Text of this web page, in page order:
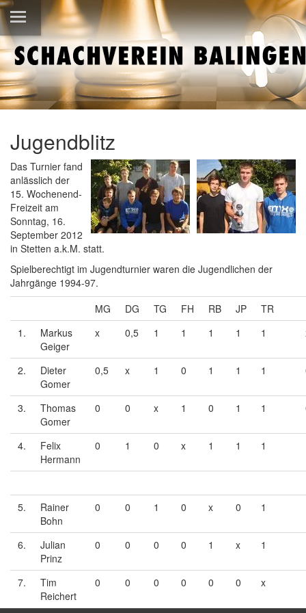
Jugendblitz
Das Turnier fand
anlässlich der
15. Wochenend-
Freizeit am
Sonntag, 16.
September 2012
in Stetten a.k.M. statt.
Spielberechtigt im Jugendturnier waren die Jugendlichen der
Jahrgänge 1994-97.
MG
DG TG FH RB JP TR
1.
Markus
Geiger
x 0,5 1 1 1 1 1
2.
Dieter
Gomer
0,5 x 1 0 1 1 1
3.
Thomas
Gomer
0 0 x 1 0 1 1
4.
Felix
Hermann
0 1 0 x 1 1 1
5.
Rainer
Bohn
0 0 1 0 x 0 1
6.
Julian
Prinz
0 0 0 0 1 x 1
7.
Tim
Reichert
0 0 0 0 0 0 x